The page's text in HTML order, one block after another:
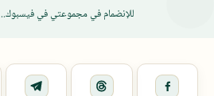
للإنضمام في مجموعتي في فيسبوك..